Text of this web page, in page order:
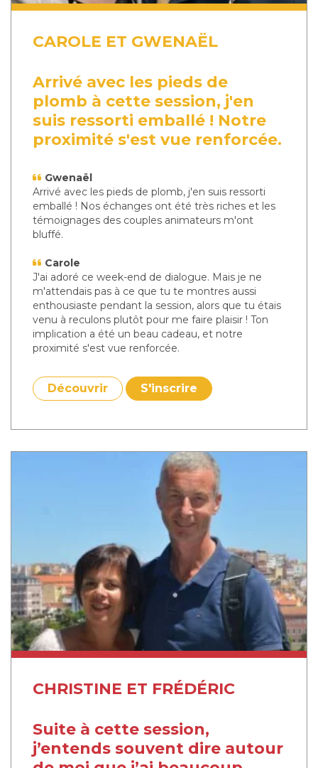
CAROLE ET GWENAËL
Arrivé avec les pieds de
plomb à cette session, j'en
suis ressorti emballé ! Notre
proximité s'est vue renforcée.
Gwenaël
Arrivé avec les pieds de plomb, j'en suis ressorti
emballé ! Nos échanges ont été très riches et les
témoignages des couples animateurs m'ont
bluffé.
Carole
J'ai adoré ce week-end de dialogue. Mais je ne
m'attendais pas à ce que tu te montres aussi
enthousiaste pendant la session, alors que tu étais
venu à reculons plutôt pour me faire plaisir ! Ton
implication a été un beau cadeau, et notre
proximité s'est vue renforcée.
Découvrir S'inscrire
CHRISTINE ET FRÉDÉRIC
Suite à cette session,
j’entends souvent dire autour